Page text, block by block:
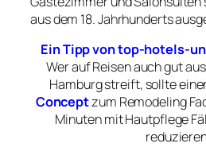
aus dem 18. Jahrhunderts
Ein Tipp von top-hotels-
Wer auf Reisen auch gut
Hamburg streift, sollte
Conceptzum Remodeling
Minuten mit Hautpflege